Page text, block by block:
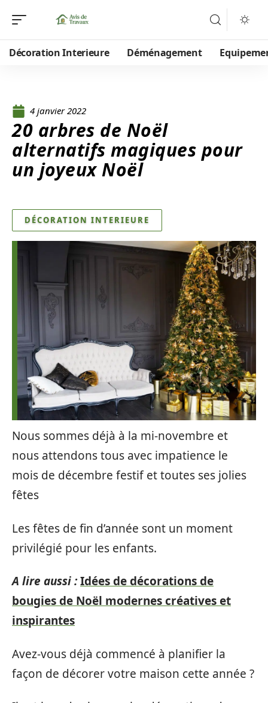
Décoration Interieure Déménagement
4 janvier 2022
20 arbres de Noël
alternatifs magiques pour
un joyeux Noël
DÉCORATION INTERIEURE
Nous sommes déjà à la mi-novembre et
nous attendons tous avec impatience le
mois de décembre festif et toutes ses jolies
fêtes
Les fêtes de fin d’année sont un moment
privilégié pour les enfants.
A lire aussi :Idées de décorations de
bougies de Noël modernes créatives et
inspirantes
Avez-vous déjà commencé à planifier la
façon de décorer votre maison cette année ?